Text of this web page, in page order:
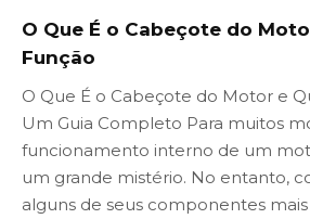
O Que É o Cabeçote do
Função
O Que É o Cabeçote do Motor e
Um Guia Completo Para muitos
funcionamento interno de um
um grande mistério. No entanto,
alguns de seus componentes